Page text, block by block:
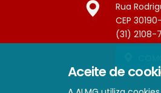
Aceite de
Rua
CEP
(31) 2108-